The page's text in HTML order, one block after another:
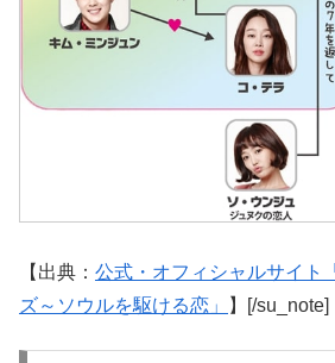
【出典： 公式・オフィシャルサイト
ズ～ソウルを駆ける恋」
】[/su_note]